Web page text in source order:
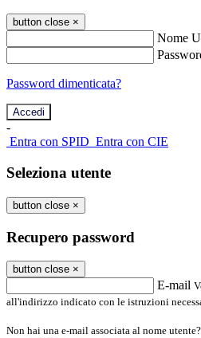
button close ×
Nome
Password dimenticata?
-
Entra con SPID Entra con CIE
Seleziona utente
button close ×
Recupero password
button close ×
E-mail
all'indirizzo indicato con le istruzioni
Non hai una e-mail associata al nome